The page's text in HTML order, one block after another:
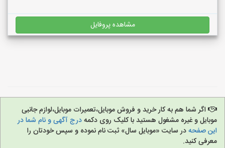
مشاهده پروفایل
اگر شما هم به کار خرید و فروش موبایل،تعمیرات موبایل،لوازم جانبی
موبایل و غیره مشغول هستید با کلیک روی دکمهدرج آگهی و نام شما در
این صفحهدر سایت «موبایل سال» ثبت نام نموده و سپس خودتان را
معرفی کنید.